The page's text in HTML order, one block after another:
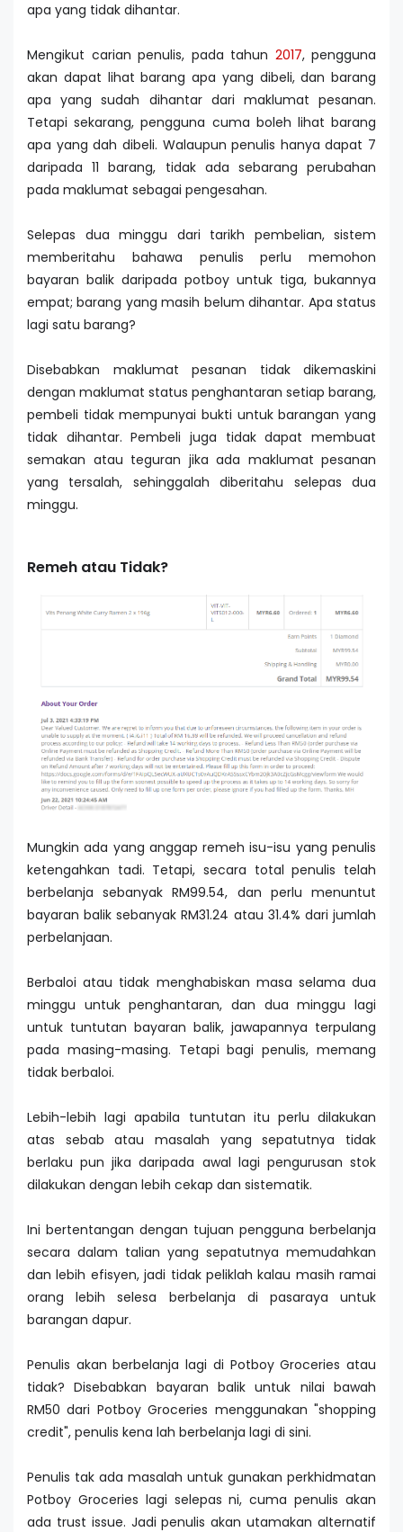
apa yang tidak dihantar.
Mengikut carian penulis, pada tahun 2017, pengguna
akan dapat lihat barang apa yang dibeli, dan barang
apa yang sudah dihantar dari maklumat pesanan.
Tetapi sekarang, pengguna cuma boleh lihat barang
apa yang dah dibeli. Walaupun penulis hanya dapat 7
daripada 11 barang, tidak ada sebarang perubahan
pada maklumat sebagai pengesahan.
Selepas dua minggu dari tarikh pembelian, sistem
memberitahu bahawa penulis perlu memohon
bayaran balik daripada potboy untuk tiga, bukannya
empat; barang yang masih belum dihantar. Apa status
lagi satu barang?
Disebabkan maklumat pesanan tidak dikemaskini
dengan maklumat status penghantaran setiap barang,
pembeli tidak mempunyai bukti untuk barangan yang
tidak dihantar. Pembeli juga tidak dapat membuat
semakan atau teguran jika ada maklumat pesanan
yang tersalah, sehinggalah diberitahu selepas dua
minggu.
Remeh atau Tidak?
Mungkin ada yang anggap remeh isu-isu yang penulis
ketengahkan tadi. Tetapi, secara total penulis telah
berbelanja sebanyak RM99.54, dan perlu menuntut
bayaran balik sebanyak RM31.24 atau 31.4% dari jumlah
perbelanjaan.
Berbaloi atau tidak menghabiskan masa selama dua
minggu untuk penghantaran, dan dua minggu lagi
untuk tuntutan bayaran balik, jawapannya terpulang
pada masing-masing. Tetapi bagi penulis, memang
tidak berbaloi.
Lebih-lebih lagi apabila tuntutan itu perlu dilakukan
atas sebab atau masalah yang sepatutnya tidak
berlaku pun jika daripada awal lagi pengurusan stok
dilakukan dengan lebih cekap dan sistematik.
Ini bertentangan dengan tujuan pengguna berbelanja
secara dalam talian yang sepatutnya memudahkan
dan lebih efisyen, jadi tidak peliklah kalau masih ramai
orang lebih selesa berbelanja di pasaraya untuk
barangan dapur.
Penulis akan berbelanja lagi di Potboy Groceries atau
tidak? Disebabkan bayaran balik untuk nilai bawah
RM50 dari Potboy Groceries menggunakan "shopping
credit", penulis kena lah berbelanja lagi di sini.
Penulis tak ada masalah untuk gunakan perkhidmatan
Potboy Groceries lagi selepas ni, cuma penulis akan
ada trust issue. Jadi penulis akan utamakan alternatif